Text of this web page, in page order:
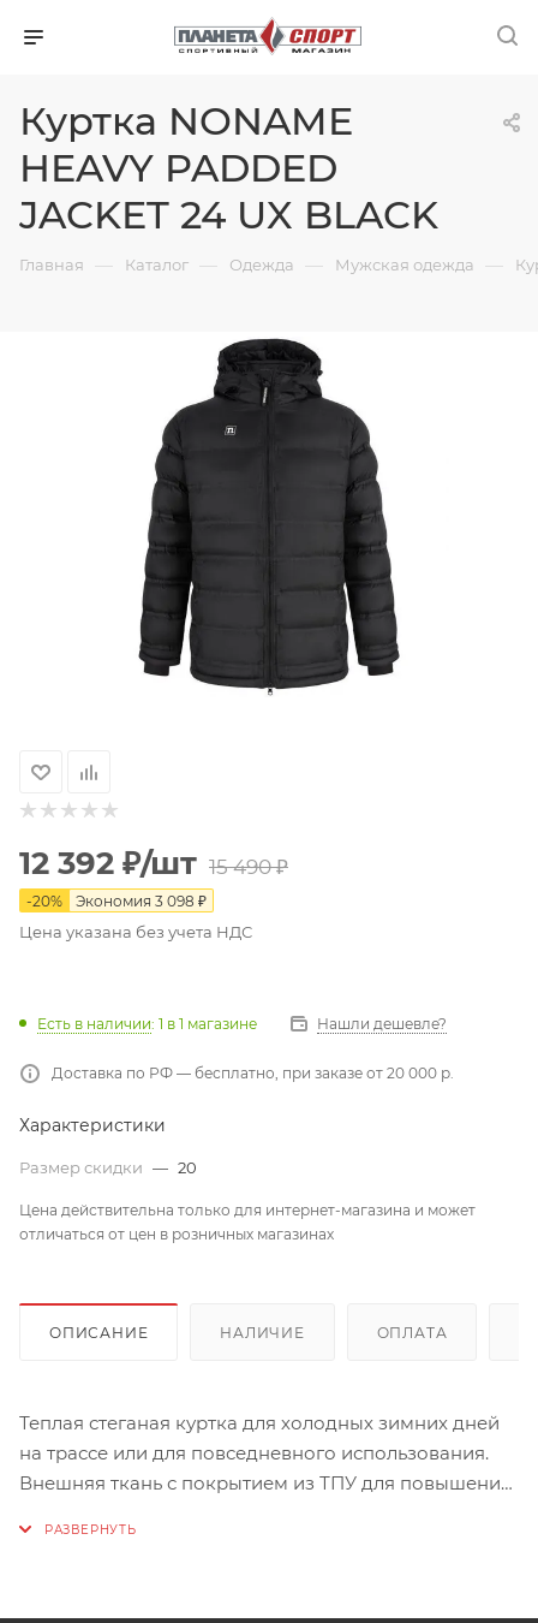
Куртка NONAME
HEAVY PADDED
JACKET 24 UX BLACK
Главная — Каталог — Одежда — Мужская одежда —
12 392 ₽/шт 15 490₽
-20% Экономия 3 098 ₽
Цена указана без учета НДС
Есть в наличии: 1 в 1 магазине Нашли дешевле?
Доставка по РФ — бесплатно, при заказе от 20 000 р.
Характеристики
Размер скидки — 20
Цена действительна только для интернет-магазина и может
отличаться от цен в розничных магазинах
ОПИСАНИЕ НАЛИЧИЕ ОПЛАТА
Теплая стеганая куртка для холодных зимних дней
на трассе или для повседневного использования.
Внешняя ткань с покрытием из ТПУ для повышения